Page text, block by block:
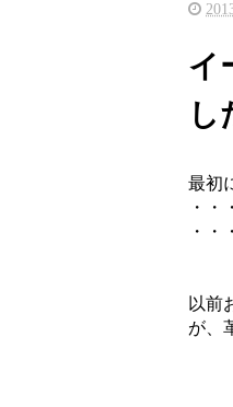
イ
し
最初
・
・・
以前
が、